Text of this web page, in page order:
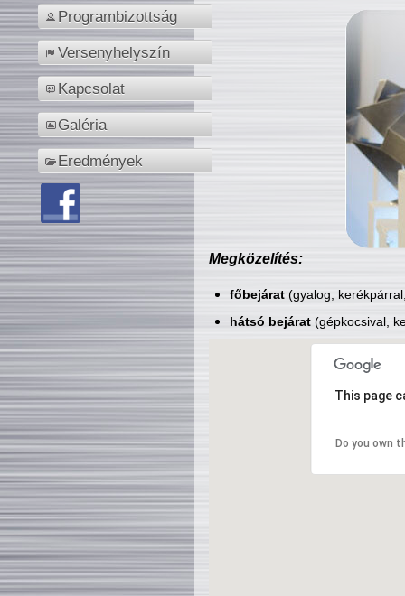
Programbizottság
Versenyhelyszín
Kapcsolat
Galéria
Eredmények
Megközelítés:
főbejárat(gyalog,
hátsó bejárat(gépkocsival,
This page
Do you own